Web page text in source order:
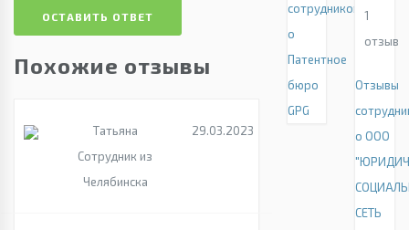
ОСТАВИТЬ ОТВЕТ
Похожие отзывы
Татьяна
Сотрудник из
Челябинска
29.03.2023
сотрудников
о
Патентное
бюро
GPG
1
отзыв
Отзывы
о ООО
СЕТЬ